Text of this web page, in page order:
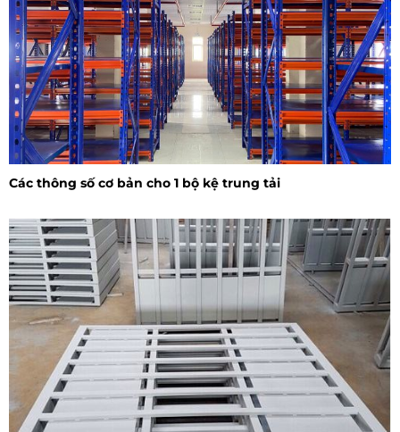
Các thông số cơ bản cho 1 bộ kệ trung tải